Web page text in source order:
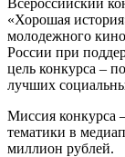
«Хорошая
молодежного
России при
цель конкурса –
лучших
Миссия конкурса
тематики в
миллион рублей.